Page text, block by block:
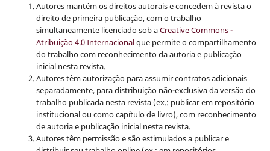
Autores mantém os direitos autorais e concedem à revista o
direito de primeira publicação, com o trabalho
simultaneamente licenciado sob aCreative Commons -
Atribuição 4.0 Internacionalque permite o compartilhamento
do trabalho com reconhecimento da autoria e publicação
inicial nesta revista.
Autores têm autorização para assumir contratos adicionais
separadamente, para distribuição não-exclusiva da versão do
trabalho publicada nesta revista (ex.: publicar em repositório
institucional ou como capítulo de livro), com reconhecimento
de autoria e publicação inicial nesta revista.
Autores têm permissão e são estimulados a publicar e